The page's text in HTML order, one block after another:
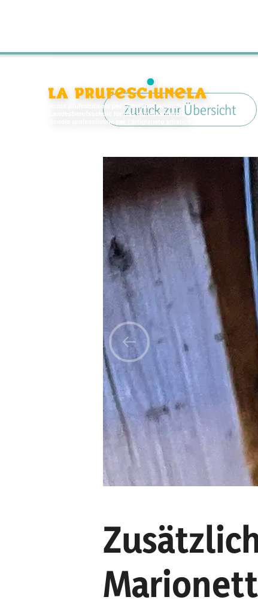
Zurück zur Übersicht